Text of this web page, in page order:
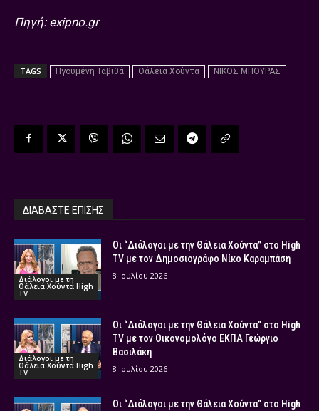
Πηγή: exipno.gr
TAGS Ηγουμένη Ταβιθά Θάλεια Χούντα ΝΙΚΟΣ ΜΠΟΥΡΑΣ
ΔΙΑΒΑΣΤΕ ΕΠΙΣΗΣ
Διάλογοι με τη
Θάλεια Χούντα High
TV
Οι “Διάλογοι με την Θάλεια Χούντα” στο High
TV με τον Δημοσιογράφο Νίκο Καραμπάση
8 Ιουλίου 2026
Διάλογοι με τη
Θάλεια Χούντα High
TV
Οι “Διάλογοι με την Θάλεια Χούντα” στο High
TV με τον Οικονομολόγο ΕΚΠΑ Γεώργιο
Βασιλάκη
8 Ιουλίου 2026
Οι “Διάλογοι με την Θάλεια Χούντα” στο High